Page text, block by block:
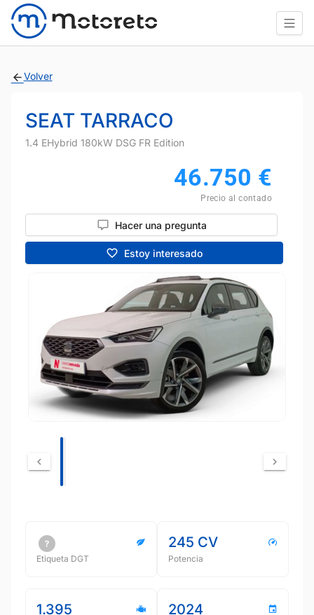
Volver
SEAT TARRACO
1.4 EHybrid 180kW DSG FR Edition
46.750 €
Precio al contado
Hacer una pregunta
Estoy interesado
Etiqueta DGT
245 CV
Potencia
1.395 2024